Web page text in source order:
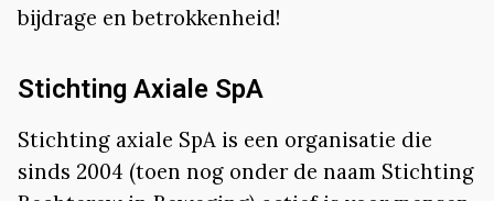
bijdrage en betrokkenheid!
Stichting Axiale SpA
Stichting axiale SpA is een organisatie die
sinds 2004 (toen nog onder de naam Stichting